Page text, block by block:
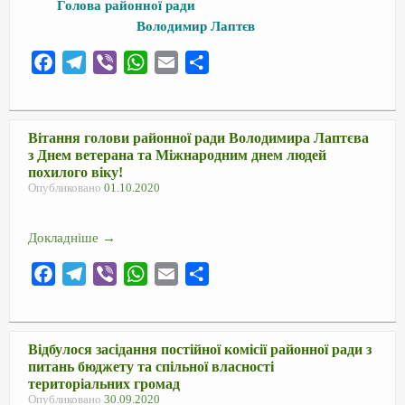
Голова районної ради
Володимир Лаптєв
c
e
b
o
l
e
g
r
b
e
r
W
a
t
s
a
i
l
п
р
а
Вітання голови районної ради Володимира Лаптєва
з Днем ветерана та Міжнародним днем людей
похилого віку!
Опубликовано 01.10.2020
Докладніше →
c
e
b
o
l
e
g
r
b
e
r
W
a
t
s
A
a
i
l
п
р
а
Відбулося засідання постійної комісії районної ради з
питань бюджету та спільної власності
територіальних громад
Опубликовано 30.09.2020